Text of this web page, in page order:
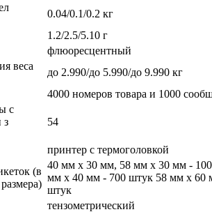
0.04/0.1/0.2 кг
1.2/2.5/5.10 г
флюоресцентный
веса
до 2.990/до 5.990/до 9.990 кг
4000 номеров товара и 1000
с
з
54
принтер с термоголовкой
(в
40 мм х 30 мм, 58 мм х 30 мм -
мм х 40 мм - 700 штук 58 мм х 60
штук
тензометрический